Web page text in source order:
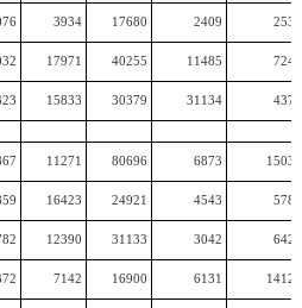
3934 17680 2409 2532
17971 40255 11485 7249
15833 30379 31134 4374
11271 80696 6873 15039
16423 24921 4543 5784
12390 31133 3042 6425
7142 16900 6131 14120